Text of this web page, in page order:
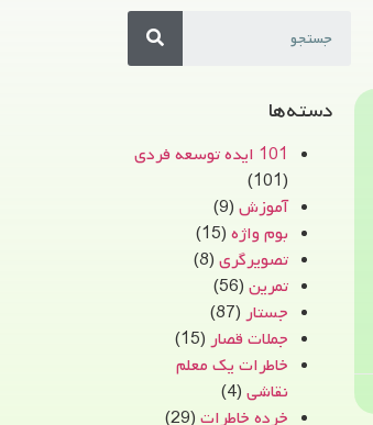
دسته‌ها
101 ایده توسعه فردی
(101)
آموزش(9)
بوم واژه(15)
تصویرگری(8)
تمرین(56)
جستار(87)
جملات قصار(15)
خاطرات یک معلم
نقاشی(4)
خرده خاطرات(29)